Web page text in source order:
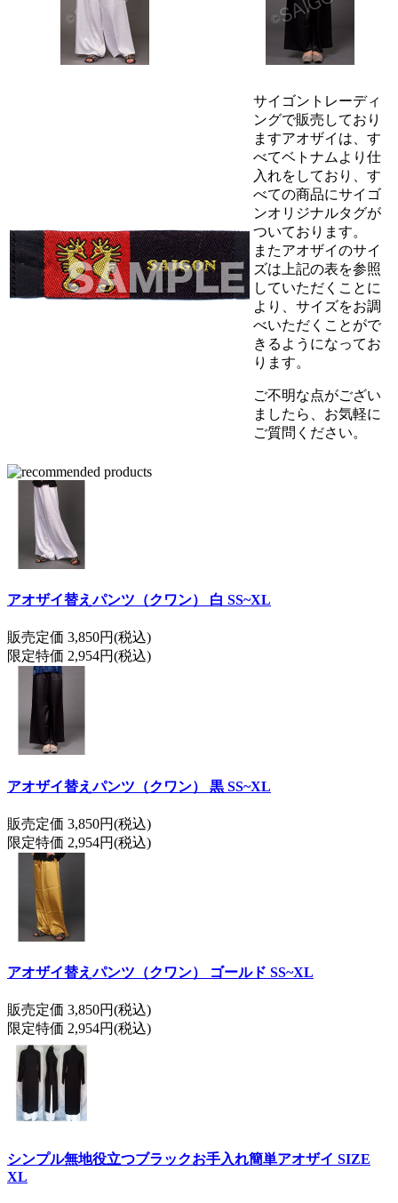
サイゴントレーディ
ングで販売しており
ますアオザイは、す
べてベトナムより仕
入れをしており、す
べての商品にサイゴ
ンオリジナルタグが
ついております。
またアオザイのサイ
ズは上記の表を参照
していただくことに
より、サイズをお調
べいただくことがで
きるようになってお
ります。
ご不明な点がござい
ましたら、お気軽に
ご質問ください。
アオザイ替えパンツ（クワン） 白 SS~XL
販売定価 3,850円(税込)
限定特価 2,954円(税込)
アオザイ替えパンツ（クワン） 黒 SS~XL
販売定価 3,850円(税込)
限定特価 2,954円(税込)
アオザイ替えパンツ（クワン） ゴールド SS~XL
販売定価 3,850円(税込)
限定特価 2,954円(税込)
シンプル無地役立つブラックお手入れ簡単アオザイ SIZE
XL